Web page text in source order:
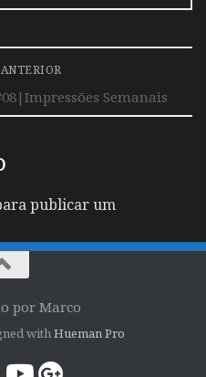
Semanais
publicar um
por Marco
withHueman Pro